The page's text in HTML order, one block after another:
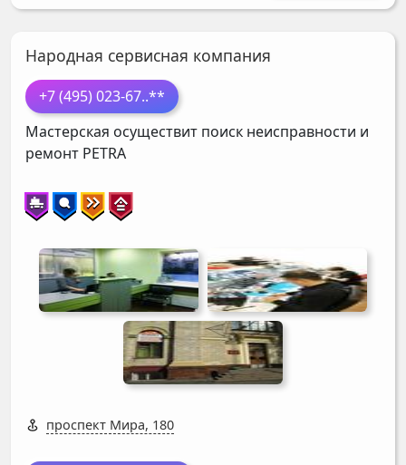
Народная cервисная компания
+7 (495) 023-67..**
Мастерская осуществит поиск неисправности и
ремонт PETRA
проспект Мира, 180